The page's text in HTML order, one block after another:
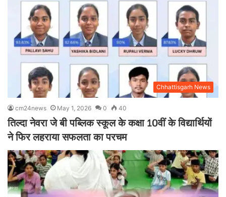
Chhattisgarh News
cm24news May 1, 2026 0 40
तिल्दा नेवरा जे बी पब्लिक स्कूल के कक्षा 10वीं के विद्यार्थियों
ने फिर लहराया सफलता का परचम